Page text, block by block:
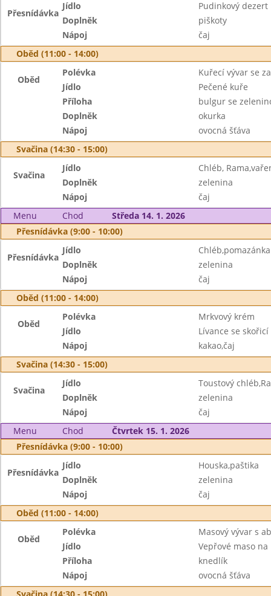
Přesnídávka
Jídlo
Pudinkový dezert
Doplněk
piškoty
Nápoj
čaj
Oběd (11:00 - 14:00)
Oběd
Polévka
Kuřecí vývar se
Jídlo
Pečené kuře
Příloha
bulgur se
Doplněk
okurka
Nápoj
ovocná šťáva
Svačina (14:30 - 15:00)
Svačina
Jídlo
Chléb,
Doplněk
zelenina
Nápoj
čaj
Menu
Chod
Středa 14. 1. 2026
Přesnídávka (9:00 - 10:00)
Přesnídávka
Jídlo
Doplněk
zelenina
Nápoj
čaj
Oběd (11:00 - 14:00)
Oběd
Polévka
Mrkvový krém
Jídlo
Lívance se skořicí
Nápoj
kakao,čaj
Svačina (14:30 - 15:00)
Svačina
Jídlo
Toustový
Doplněk
zelenina
Nápoj
čaj
Menu
Chod
Čtvrtek 15. 1. 2026
Přesnídávka (9:00 - 10:00)
Přesnídávka
Jídlo
Houska,paštika
Doplněk
zelenina
Nápoj
čaj
Oběd (11:00 - 14:00)
Oběd
Polévka
Masový vývar s
Jídlo
Vepřové maso
Příloha
knedlík
Nápoj
ovocná šťáva